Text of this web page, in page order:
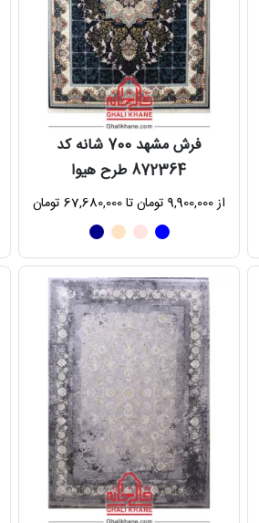
فرش مشهد 700 شانه کد
872364 طرح هیوا
از 9,900,000 تومان تا 67,680,000 تومان